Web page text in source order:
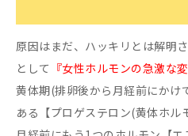
原因はまだ、ハッキリとは解明
として 『女性ホルモンの急激な変
黄体期(排卵後から月経前にかけ
ある【プロゲステロン(黄体ホル